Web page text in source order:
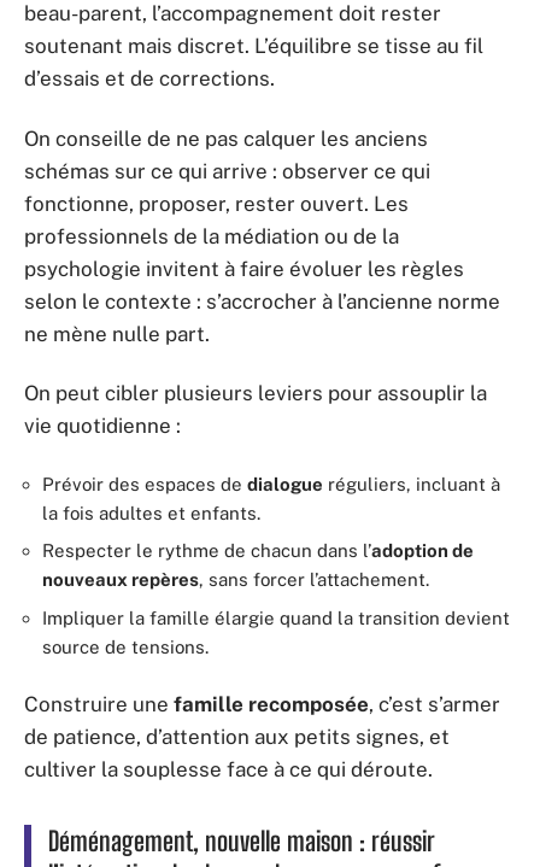
beau-parent, l’accompagnement doit rester
soutenant mais discret. L’équilibre se tisse au fil
d’essais et de corrections.
On conseille de ne pas calquer les anciens
schémas sur ce qui arrive : observer ce qui
fonctionne, proposer, rester ouvert. Les
professionnels de la médiation ou de la
psychologie invitent à faire évoluer les règles
selon le contexte : s’accrocher à l’ancienne norme
ne mène nulle part.
On peut cibler plusieurs leviers pour assouplir la
vie quotidienne :
Prévoir des espaces de dialogue réguliers, incluant à
la fois adultes et enfants.
Respecter le rythme de chacun dans l’adoption de
nouveaux repères, sans forcer l’attachement.
Impliquer la famille élargie quand la transition devient
source de tensions.
Construire une famille recomposée, c’est s’armer
de patience, d’attention aux petits signes, et
cultiver la souplesse face à ce qui déroute.
Déménagement, nouvelle maison : réussir